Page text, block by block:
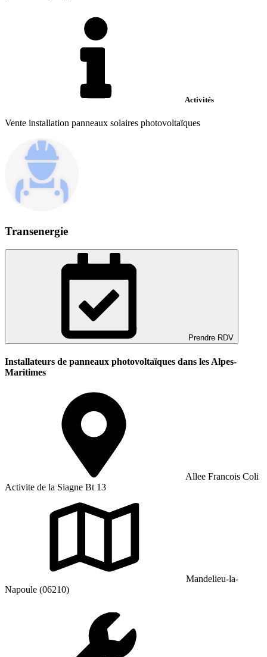
Activités
Vente installation panneaux solaires photovoltaïques
Transenergie
Prendre RDV
Installateurs de panneaux photovoltaïques dans les Alpes-
Maritimes
Allee Francois Coli
Activite de la Siagne Bt 13
Mandelieu-la-
Napoule (06210)